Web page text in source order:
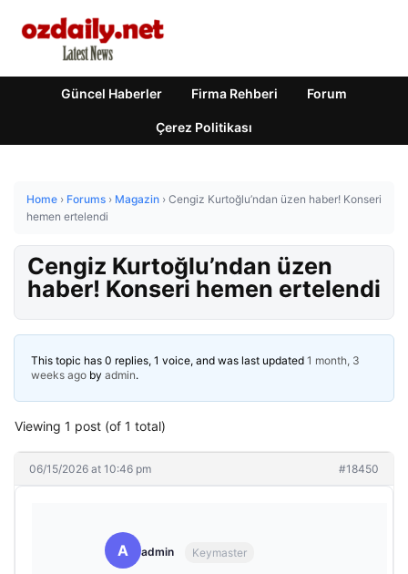
Güncel Haberler Firma Rehberi Forum
Çerez Politikası
Home › Forums › Magazin › Cengiz Kurtoğlu’ndan üzen haber! Konseri
hemen ertelendi
Cengiz Kurtoğlu’ndan üzen
haber! Konseri hemen ertelendi
This topic has 0 replies, 1 voice, and was last updated 1 month, 3
weeks ago by admin.
Viewing 1 post (of 1 total)
06/15/2026 at 10:46 pm #18450
A admin Keymaster